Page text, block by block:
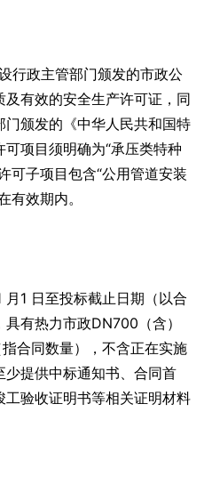
行政主管部门颁发的市政公
有效的安全生产许可证，同
颁发的《中华人民共和国特
项目须明确为“承压类特种
可子项目包含“公用管道安装
有效期内。
1 日至投标截止日期（以合
有热力市政DN700（含）
合同数量），不含正在实施
提供中标通知书、合同首
验收证明书等相关证明材料